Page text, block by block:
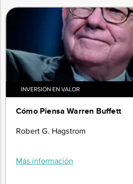
INVERSIÓN EN VALOR
Cómo Piensa Warren Buffett
Robert G. Hagstrom
Más información